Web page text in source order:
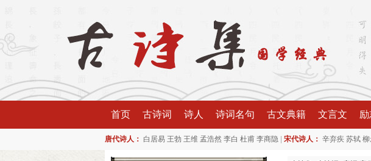
首页 古诗词 诗人 诗词名句 古文典籍 文言文
唐代诗人： 白居易 王勃 王维 孟浩然 李白 杜甫 李商隐 宋代诗人： 辛弃疾 苏轼 柳